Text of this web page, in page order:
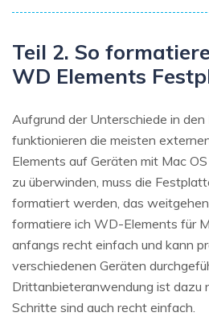
Teil 2. So
WD Elements
Aufgrund der Unterschiede in
funktionieren die meisten
Elements auf Geräten mit Mac
zu überwinden, muss die
formatiert werden, das
formatiere ich WD-Elements für
anfangs recht einfach und kann
verschiedenen Geräten
Drittanbieteranwendung ist dazu
Schritte sind auch recht einfach.